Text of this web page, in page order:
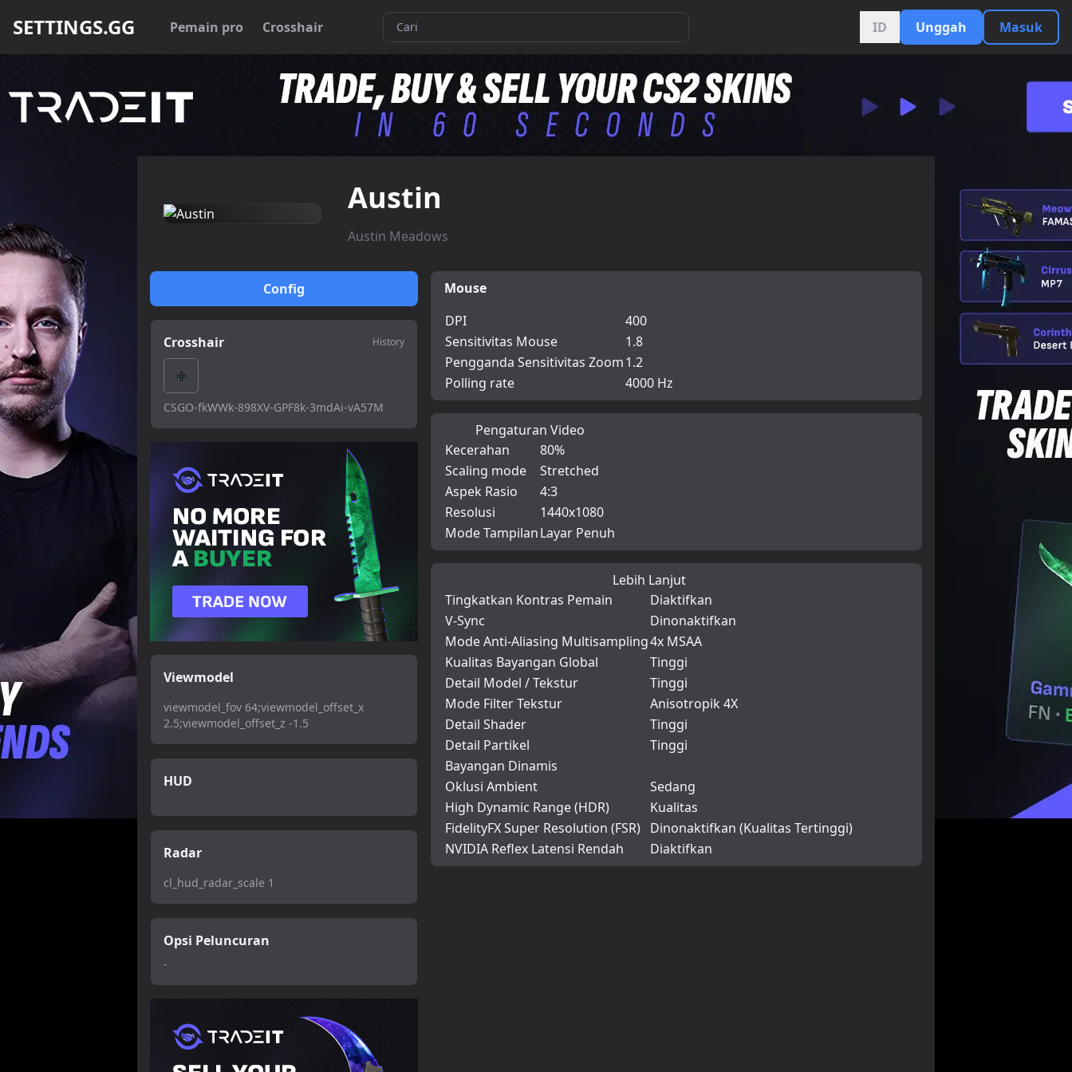
SETTINGS.GG Pemain pro Crosshair ID Unggah Masuk
Austin
Austin Meadows
Config
Crosshair History
CSGO-fkWWk-898XV-GPF8k-3mdAi-vA57M
Viewmodel
viewmodel_fov 64;viewmodel_offset_x
2.5;viewmodel_offset_z -1.5
HUD
Radar
cl_hud_radar_scale 1
Opsi Peluncuran
-
Mouse
DPI
400
Sensitivitas Mouse
1.8
Pengganda Sensitivitas Zoom1.2
Polling rate
4000 Hz
Pengaturan Video
Kecerahan
80%
Scaling mode
Stretched
Aspek Rasio
4:3
Resolusi
1440x1080
Mode TampilanLayar Penuh
Lebih Lanjut
Tingkatkan Kontras Pemain
Diaktifkan
V-Sync
Dinonaktifkan
Mode Anti-Aliasing Multisampling4x MSAA
Kualitas Bayangan Global
Tinggi
Detail Model / Tekstur
Tinggi
Mode Filter Tekstur
Anisotropik 4X
Detail Shader
Tinggi
Detail Partikel
Tinggi
Bayangan Dinamis
Oklusi Ambient
Sedang
High Dynamic Range (HDR)
Kualitas
FidelityFX Super Resolution (FSR) Dinonaktifkan (Kualitas Tertinggi)
NVIDIA Reflex Latensi Rendah
Diaktifkan